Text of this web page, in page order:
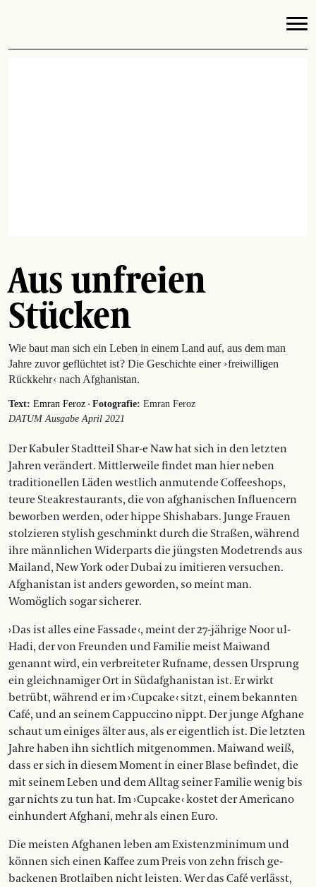
Aus unfreien
Stücken
Wie baut man sich ein Leben in einem Land auf, aus dem man
Jahre zuvor geflüchtet ist ? Die Geschichte einer › freiwilligen
Rückkehr ‹ nach Afghanistan.
Text: Emran Feroz · Fotografie: Emran Feroz
DATUM Ausgabe April 2021
Der Kabuler Stadtteil Shar-e Naw hat sich in den letzten
Jahren verändert. Mittlerweile findet man hier neben
traditionellen Läden westlich anmutende Coffeeshops,
teure Steakrestaurants, die von afghanischen Influencern
beworben werden, oder hippe Shishabars. Junge Frauen
stolzieren stylish geschminkt durch die Straßen, während
ihre männlichen Widerparts die jüngsten Modetrends aus
Mailand, New York oder Dubai zu imitieren versuchen.
Afghanistan ist anders geworden, so meint man.
Womöglich sogar sicherer.
› Das ist alles eine Fassade ‹, meint der 27-jährige Noor ul-
Hadi, der von Freunden und Familie meist Maiwand
genannt wird, ein verbreiteter Rufname, dessen Ursprung
ein gleichnamiger Ort in Südafghanistan ist. Er wirkt
betrübt, während er im › Cupcake ‹ sitzt, einem bekannten
Café, und an seinem Cappuccino nippt. Der junge Afghane
schaut um einiges älter aus, als er eigentlich ist. Die letzten
Jahre haben ihn sichtlich mitgenommen. Maiwand weiß,
dass er sich in diesem Moment in einer Blase befindet, die
mit seinem Leben und dem Alltag seiner Familie wenig bis
gar nichts zu tun hat. Im › Cupcake ‹ kostet der Americano
einhundert Afghani, mehr als einen Euro.
Die meisten Afghanen leben am Existenzminimum und
können sich einen Kaffee zum Preis von zehn frisch ge­
backenen Brotlaiben nicht leisten. Wer das Café verlässt,